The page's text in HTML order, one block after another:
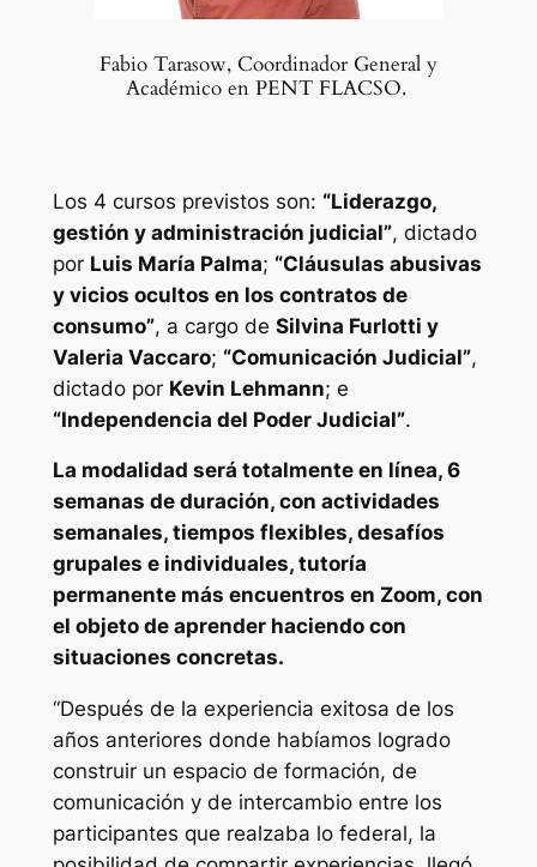
Fabio Tarasow, Coordinador General y
Académico en PENT FLACSO.
Los 4 cursos previstos son: “Liderazgo,
gestión y administración judicial”, dictado
por Luis María Palma; “Cláusulas abusivas
y vicios ocultos en los contratos de
consumo”, a cargo de Silvina Furlotti y
Valeria Vaccaro; “Comunicación Judicial”,
dictado por Kevin Lehmann; e
“Independencia del Poder Judicial”.
La modalidad será totalmente en línea, 6
semanas de duración, con actividades
semanales, tiempos flexibles, desafíos
grupales e individuales, tutoría
permanente más encuentros en Zoom, con
el objeto de aprender haciendo con
situaciones concretas.
“Después de la experiencia exitosa de los
años anteriores donde habíamos logrado
construir un espacio de formación, de
comunicación y de intercambio entre los
participantes que realzaba lo federal, la